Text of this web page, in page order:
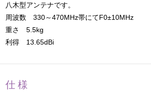
八木型アンテナです。
周波数 330～470MHz帯にてF0±10MHz
重さ 5.5kg
利得 13.65dBi
仕様